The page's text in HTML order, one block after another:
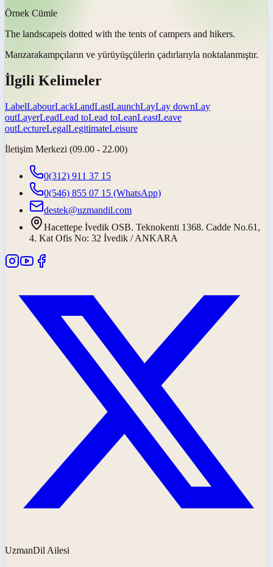
Örnek Cümle
The landscapeis dotted with the tents of campers and hikers.
Manzarakampçıların ve yürüyüşçülerin çadırlarıyla noktalanmıştır.
İlgili Kelimeler
LabelLabourLackLandLastLaunchLayLay downLay
outLayerLeadLead toLead toLeanLeastLeave
outLectureLegalLegitimateLeisure
İletişim Merkezi (09.00 - 22.00)
0(312) 911 37 15
0(546) 855 07 15 (WhatsApp)
destek@uzmandil.com
Hacettepe İvedik OSB. Teknokenti 1368. Cadde No.61,
4. Kat Ofis No: 32 İvedik / ANKARA
UzmanDil Ailesi